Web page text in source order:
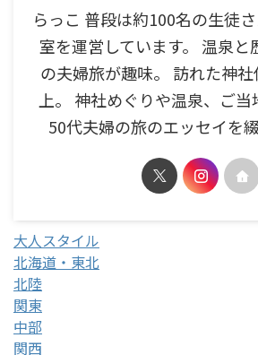
らっこ 普段は約100名の生徒
室を運営しています。 温泉と
の夫婦旅が趣味。 訪れた神
上。 神社めぐりや温泉、ご当
50代夫婦の旅のエッセイを綴
大人スタイル
北海道・東北
北陸
関東
中部
関西